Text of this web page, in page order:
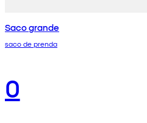
Saco grande
saco de prenda
0